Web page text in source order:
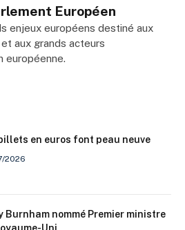
Européen
enjeux européens destiné aux
aux grands acteurs
européenne.
en euros font peau neuve
2026
Burnham nommé Premier ministre